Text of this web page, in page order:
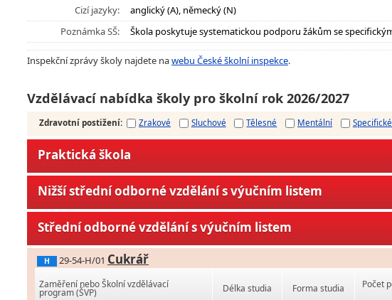
Cizí jazyky:
anglický (A), německý (N)
Poznámka SŠ:
Škola poskytuje systematickou podporu žákům se
Inspekční zprávy školy najdete nawebu České školní inspekce.
Vzdělávací nabídka školy pro školní rok 2026/2027
Zdravotní postižení: Zrakové Sluchové Tělesné Mentální
Praktická škola
Nižší střední odborné vzdělání s výučním listem
Střední odborné vzdělání s výučním listem
H 29-54-H/01 Cukrář
Zaměření nebo Školní vzdělávací
program (ŠVP) Délka studia Forma studia Počet